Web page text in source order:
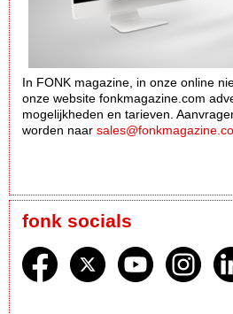
In FONK magazine, in onze online
onze website fonkmagazine.com
mogelijkheden en tarieven.
worden naar
fonk socials